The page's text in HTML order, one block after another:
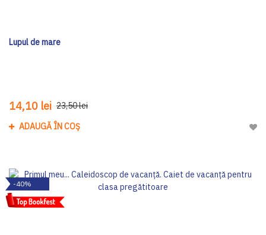
Lupul de mare
14,10 lei 23,50 lei
ADAUGĂ ÎN COȘ
-40%